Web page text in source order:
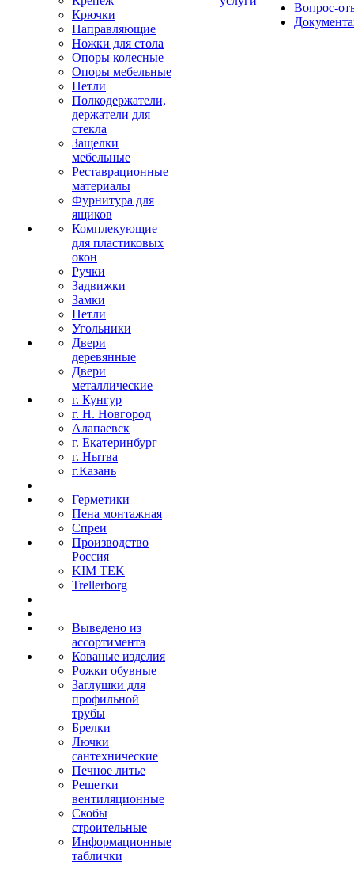
Крючки
Направляющие
Ножки для стола
Опоры колесные
Опоры мебельные
Петли
Полкодержатели,
держатели для
стекла
Защелки
мебельные
Реставрационные
материалы
Фурнитура для
ящиков
Комплекующие
для пластиковых
окон
Ручки
Задвижки
Замки
Петли
Угольники
Двери
деревянные
Двери
металлические
г. Кунгур
г. Н. Новгород
Алапаевск
г. Екатеринбург
г. Нытва
г.Казань
Герметики
Пена монтажная
Спреи
Производство
Россия
KIM TEK
Trellerborg
Выведено из
ассортимента
Кованые изделия
Рожки обувные
Заглушки для
профильной
трубы
Брелки
Лючки
сантехнические
Печное литье
Решетки
вентиляционные
Скобы
строительные
Информационные
таблички
Вопрос-